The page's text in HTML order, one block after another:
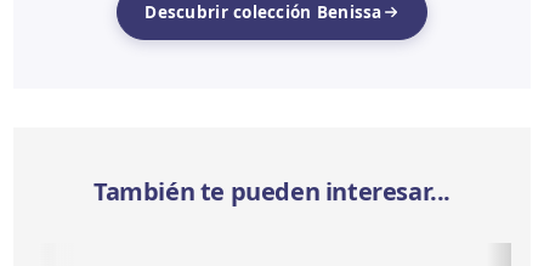
Descubrir colección Benissa
También te pueden interesar...